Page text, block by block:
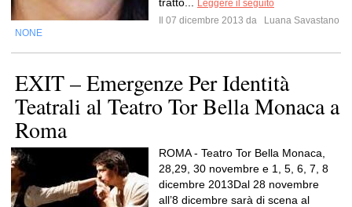
Leggere il seguito
Il 07 dicembre 2013 da
Luana Savastano
NONE
EXIT – Emergenze Per Identità
Teatrali al Teatro Tor Bella Monaca a
Roma
ROMA - Teatro Tor Bella Monaca,
28,29, 30 novembre e 1, 5, 6, 7, 8
dicembre 2013Dal 28 novembre
all’8 dicembre sarà di scena al